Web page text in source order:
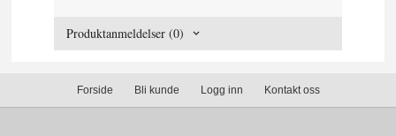
Produktanmeldelser (0)
Forside Bli kunde Logg inn Kontakt oss